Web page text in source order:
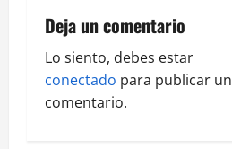
g
a
t
Deja un comentario
Lo siento, debes estar
conectado para publicar un
comentario.